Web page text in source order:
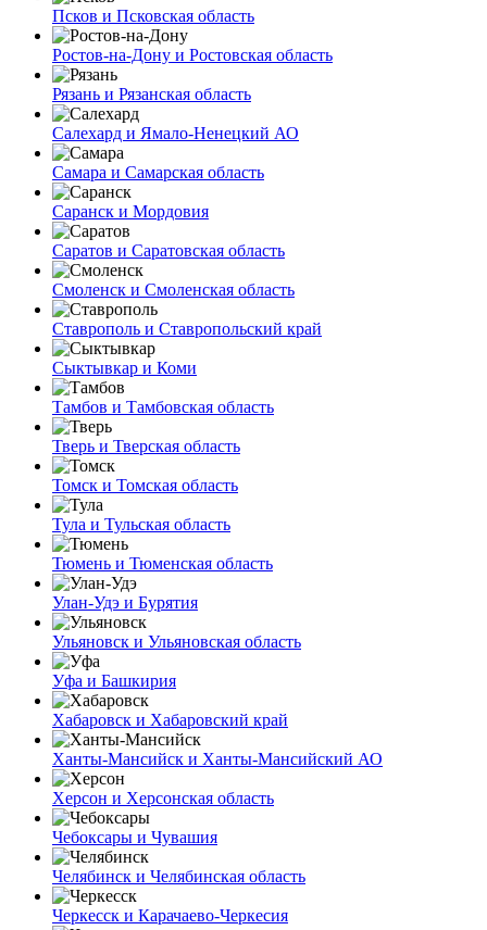
Псков и Псковская область
Ростов-на-Дону и Ростовская область
Рязань и Рязанская область
Салехард и Ямало-Ненецкий АО
Самара и Самарская область
Саранск и Мордовия
Саратов и Саратовская область
Смоленск и Смоленская область
Ставрополь и Ставропольский край
Сыктывкар и Коми
Тамбов и Тамбовская область
Тверь и Тверская область
Томск и Томская область
Тула и Тульская область
Тюмень и Тюменская область
Улан-Удэ и Бурятия
Ульяновск и Ульяновская область
Уфа и Башкирия
Хабаровск и Хабаровский край
Ханты-Мансийск и Ханты-Мансийский АО
Херсон и Херсонская область
Чебоксары и Чувашия
Челябинск и Челябинская область
Черкесск и Карачаево-Черкесия